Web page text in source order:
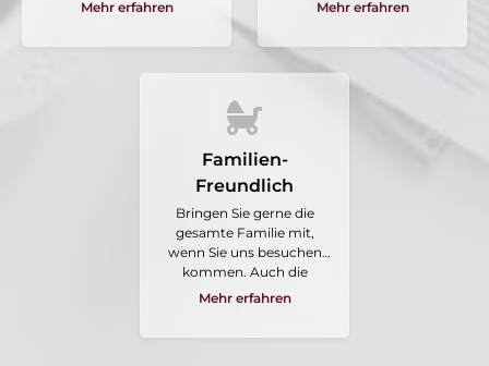
Mehr erfahren Mehr erfahren
Familien-
Freundlich
Bringen Sie gerne die
gesamte Familie mit,
wenn Sie uns besuchen
kommen. Auch die
Kleinsten in Ihrem
Mehr erfahren